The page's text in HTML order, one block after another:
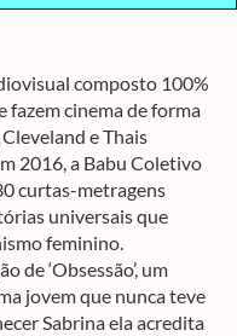
composto 100%
fazem cinema de forma
e Thais
2016, a Babu Coletivo
curtas-metragens
universais que
feminino.
de ‘Obsessão’, um
jovem que nunca teve
Sabrina ela acredita